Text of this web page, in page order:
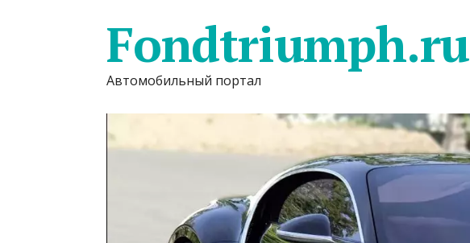
Fondtriumph.ru
Автомобильный портал